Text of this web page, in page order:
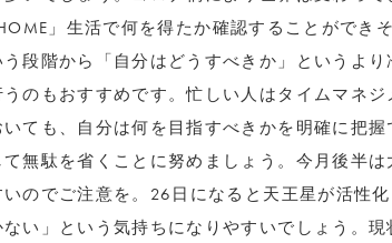
」生活で何を得たか確認することができ
段階から「自分はどうすべきか」というより
のもおすすめです。忙しい人はタイムマネジ
ても、自分は何を目指すべきかを明確に把
無駄を省くことに努めましょう。今月後半
のでご注意を。26日になると天王星が活性
い」という気持ちになりやすいでしょう。現